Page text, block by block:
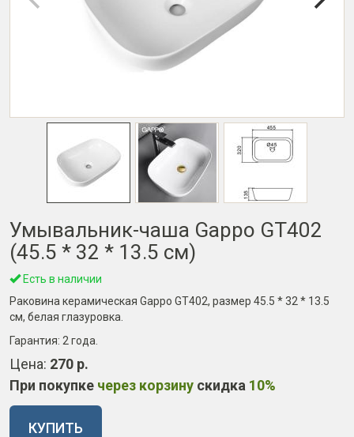
Умывальник-чаша Gappo GT402
(45.5 * 32 * 13.5 см)
Есть в наличии
Раковина керамическая Gappo GT402, размер 45.5 * 32 * 13.5
см, белая глазуровка.
Гарантия: 2 года
Цена: 270 р.
При покупке через корзину скидка 10%
КУПИТЬ